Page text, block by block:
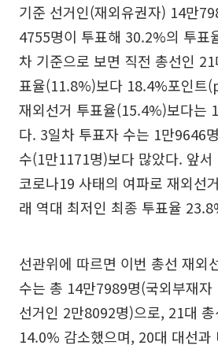
기준 선거인(재외유권자) 14만
4755명이 투표해 30.2%의 투표
차 기준으로 보면 직전 총선인
표율(11.8%)보다 18.4%포인트
재외선거 투표율(15.4%)보다는
다. 3일차 투표자 수는 1만9646
수(1만1171명)보다 많았다. 앞
코로나19 사태의 여파로 재외선
래 역대 최저인 최종 투표율
선관위에 따르면 이번 총선 재외
수는 총 14만7989명(국외부재
선거인 2만8092명)으로, 21대
14.0% 감소했으며, 20대 대선